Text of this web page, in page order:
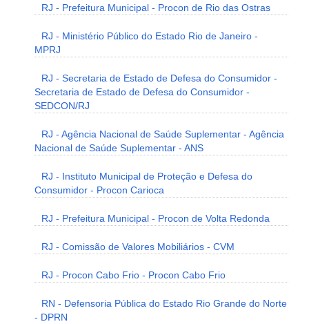
RJ - Prefeitura Municipal - Procon de Rio das Ostras
RJ - Ministério Público do Estado Rio de Janeiro -
MPRJ
RJ - Secretaria de Estado de Defesa do Consumidor -
Secretaria de Estado de Defesa do Consumidor -
SEDCON/RJ
RJ - Agência Nacional de Saúde Suplementar - Agência
Nacional de Saúde Suplementar - ANS
RJ - Instituto Municipal de Proteção e Defesa do
Consumidor - Procon Carioca
RJ - Prefeitura Municipal - Procon de Volta Redonda
RJ - Comissão de Valores Mobiliários - CVM
RJ - Procon Cabo Frio - Procon Cabo Frio
RN - Defensoria Pública do Estado Rio Grande do Norte
- DPRN